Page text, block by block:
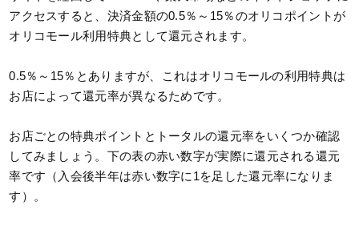
アクセスすると、決済金額の0.5％～15％のオリコポイントが
オリコモール利用特典として還元されます。
0.5％～15％とありますが、これはオリコモールの利用特典は
お店によって還元率が異なるためです。
お店ごとの特典ポイントとトータルの還元率をいくつか確認
してみましょう。下の表の赤い数字が実際に還元される還元
率です（入会後半年は赤い数字に1を足した還元率になりま
す）。